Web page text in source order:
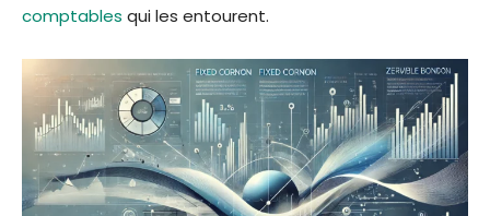
comptables qui les entourent.